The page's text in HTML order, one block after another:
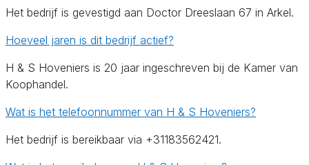
Het bedrijf is gevestigd aan Doctor Dreeslaan 67 in Arkel.
Hoeveel jaren is dit bedrijf actief?
H & S Hoveniers is 20 jaar ingeschreven bij de Kamer van
Koophandel.
Wat is het telefoonnummer van H & S Hoveniers?
Het bedrijf is bereikbaar via +31183562421.